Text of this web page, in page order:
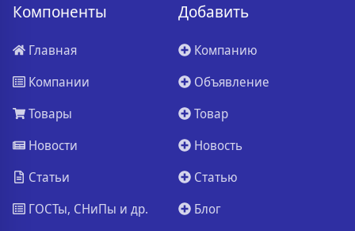
Компоненты
Главная
Компании
Товары
Новости
Статьи
ГОСТы, СНиПы и др.
Добавить
Компанию
Объявление
Товар
Новость
Статью
Блог